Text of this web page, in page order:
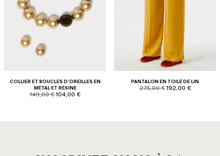
COLLIER ET BOUCLES D’OREILLES EN
MÉTAL ET RÉSINE
product.price.original
149,00 €product.price.sale
104,00 €
PANTALON EN TOILE DE LIN
product.price.original
275,00 €product.price.sale
192,00 €